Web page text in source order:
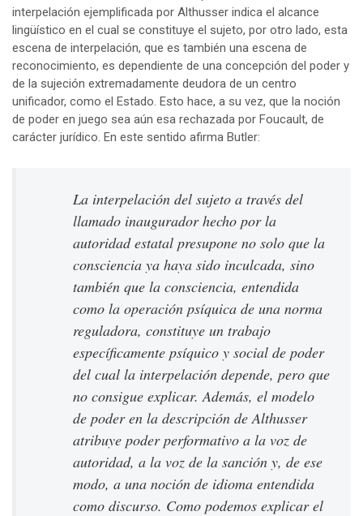
interpelación ejemplificada por Althusser indica el alcance
lingüístico en el cual se constituye el sujeto, por otro lado, esta
escena de interpelación, que es también una escena de
reconocimiento, es dependiente de una concepción del poder y
de la sujeción extremadamente deudora de un centro
unificador, como el Estado. Esto hace, a su vez, que la noción
de poder en juego sea aún esa rechazada por Foucault, de
carácter jurídico. En este sentido afirma Butler:
La interpelación del sujeto a través del
llamado inaugurador hecho por la
autoridad estatal presupone no solo que la
consciencia ya haya sido inculcada, sino
también que la consciencia, entendida
como la operación psíquica de una norma
reguladora, constituye un trabajo
específicamente psíquico y social de poder
del cual la interpelación depende, pero que
no consigue explicar. Además, el modelo
de poder en la descripción de Althusser
atribuye poder performativo a la voz de
autoridad, a la voz de la sanción y, de ese
modo, a una noción de idioma entendida
como discurso. Como podemos explicar el